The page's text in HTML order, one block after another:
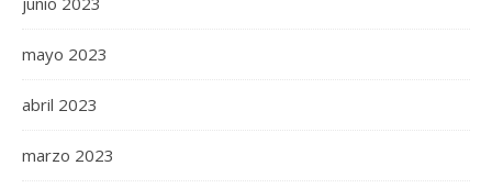
mayo 2023
abril 2023
marzo 2023